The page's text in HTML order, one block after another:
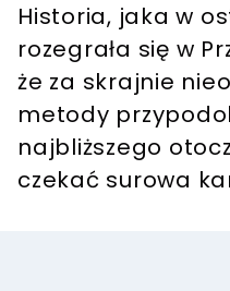
Historia, jaka w
rozegrała się w
że za skrajnie
metody
najbliższego
czekać surowa